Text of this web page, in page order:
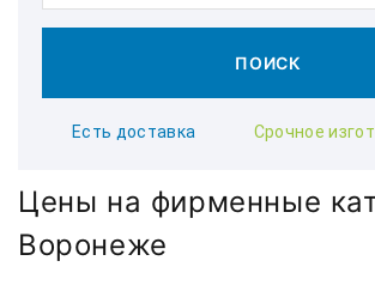
ПОИСК
Есть доставка Срочное
Цены на фирменные
Воронеже